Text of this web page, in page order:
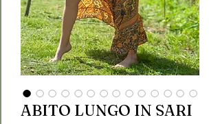
ABITO LUNGO IN SARI